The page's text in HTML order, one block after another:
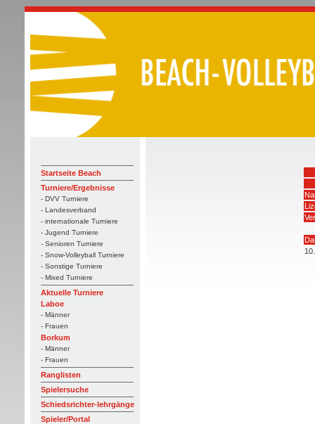
Startseite Beach
Turniere/Ergebnisse
- DVV Turniere
- Landesverband
- internationale Turniere
- Jugend Turniere
- Senioren Turniere
- Snow-Volleyball Turniere
- Sonstige Turniere
- Mixed Turniere
Aktuelle Turniere
Laboe
- Männer
- Frauen
Borkum
- Männer
- Frauen
Ranglisten
Spielersuche
Schiedsrichter-lehrgänge
Spieler/Portal